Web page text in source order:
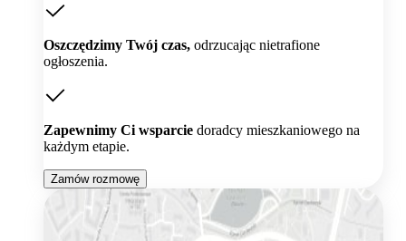
Oszczędzimy Twój czas, odrzucając nietrafione
ogłoszenia.
Zapewnimy Ci wsparcie doradcy mieszkaniowego na
każdym etapie.
Zamów rozmowę